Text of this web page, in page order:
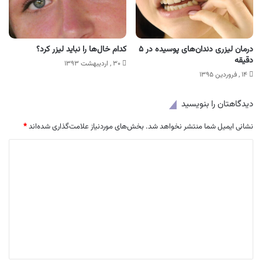
درمان لیزری دندان‌های پوسیده در ۵
دقیقه
۱۴ , فروردین ۱۳۹۵
کدام خال‌ها را نباید لیزر کرد؟
۳۰ , اردیبهشت ۱۳۹۳
دیدگاهتان را بنویسید
نشانی ایمیل شما منتشر نخواهد شد. بخش‌های موردنیاز علامت‌گذاری شده‌اند*